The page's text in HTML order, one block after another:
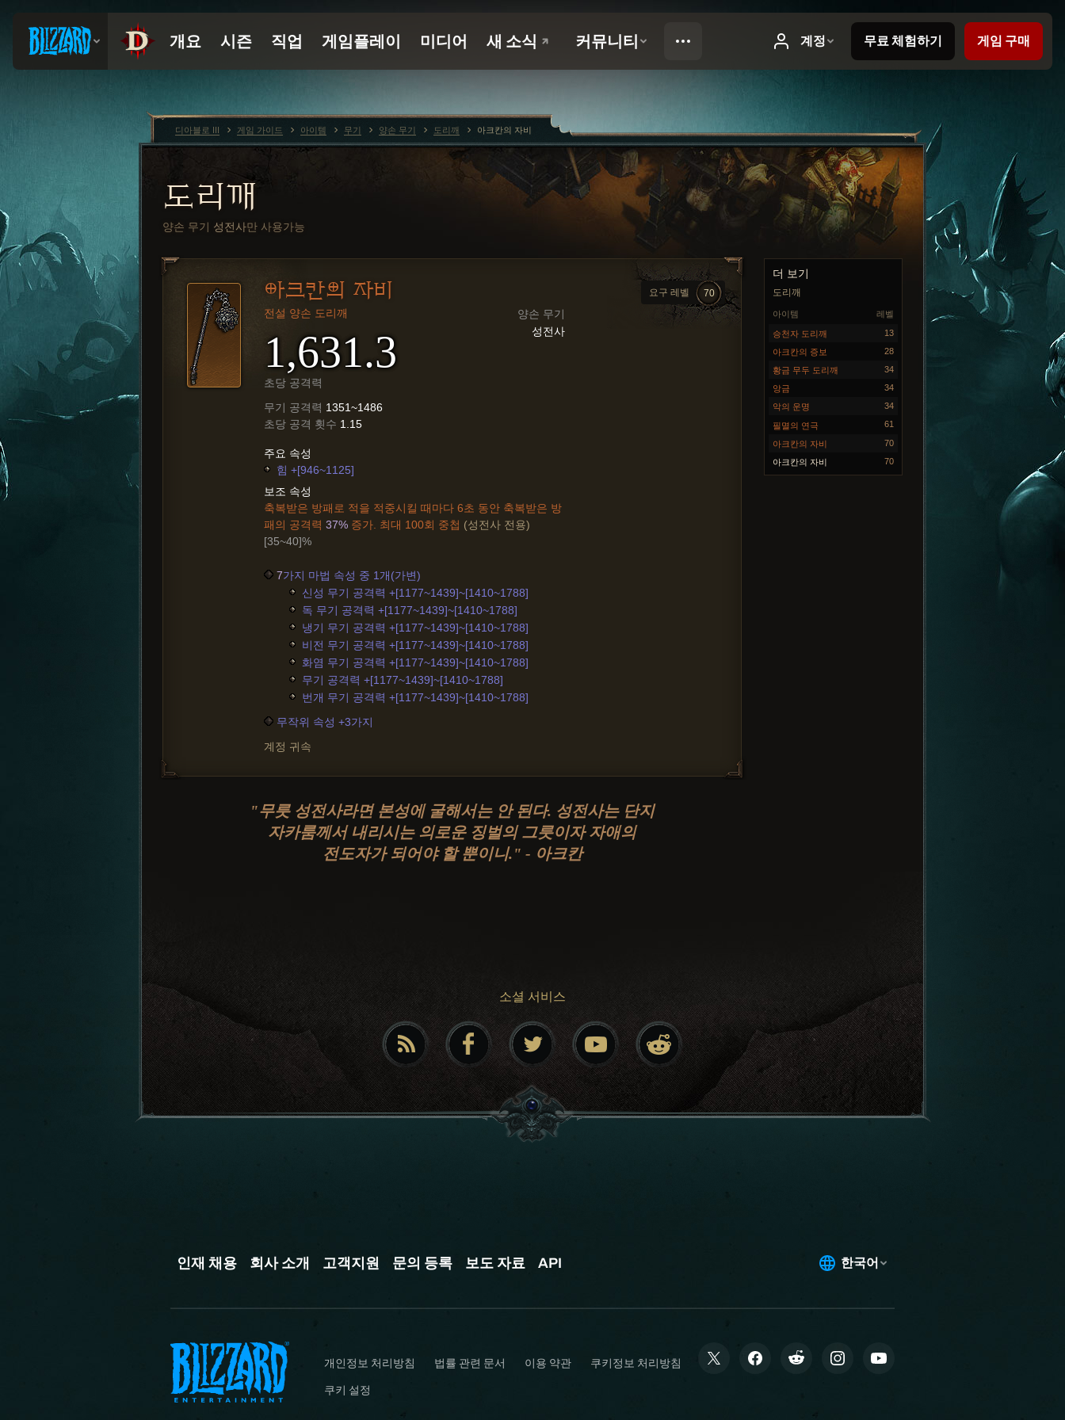
도리깨
양손 무기 성전사만 사용가능
더 보기
도리깨
레벨
아이템
승천자 도리깨 13
아크칸의 증보 28
황금 무두 도리깨 34
앙금 34
악의 운명 34
필멸의 연극 61
아크칸의 자비 70
아크칸의 자비 70
요구 레벨 70
아크칸의 자비
양손 무기
성전사
전설 양손 도리깨
1,631.3
초당 공격력
무기 공격력 1351~1486
초당 공격 횟수 1.15
주요 속성
힘 +[946~1125]
보조 속성
축복받은 방패로 적을 적중시킬 때마다 6초 동안 축복받은 방
패의 공격력 37% 증가. 최대 100회 중첩 (성전사 전용)
[35~40]%
7가지 마법 속성 중 1개(가변)
신성 무기 공격력 +[1177~1439]~[1410~1788]
독 무기 공격력 +[1177~1439]~[1410~1788]
냉기 무기 공격력 +[1177~1439]~[1410~1788]
비전 무기 공격력 +[1177~1439]~[1410~1788]
화염 무기 공격력 +[1177~1439]~[1410~1788]
무기 공격력 +[1177~1439]~[1410~1788]
번개 무기 공격력 +[1177~1439]~[1410~1788]
무작위 속성 +3가지
계정 귀속
"무릇 성전사라면 본성에 굴해서는 안 된다. 성전사는 단지
자카룸께서 내리시는 의로운 징벌의 그릇이자 자애의
전도자가 되어야 할 뿐이니." - 아크칸
소셜 서비스
디아블로 III 게임 가이드 아이템 무기 양손 무기 도리깨 아크칸의 자비